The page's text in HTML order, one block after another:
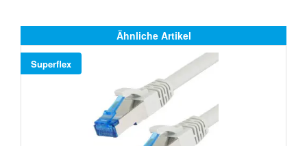
Ähnliche Artikel
Superflex